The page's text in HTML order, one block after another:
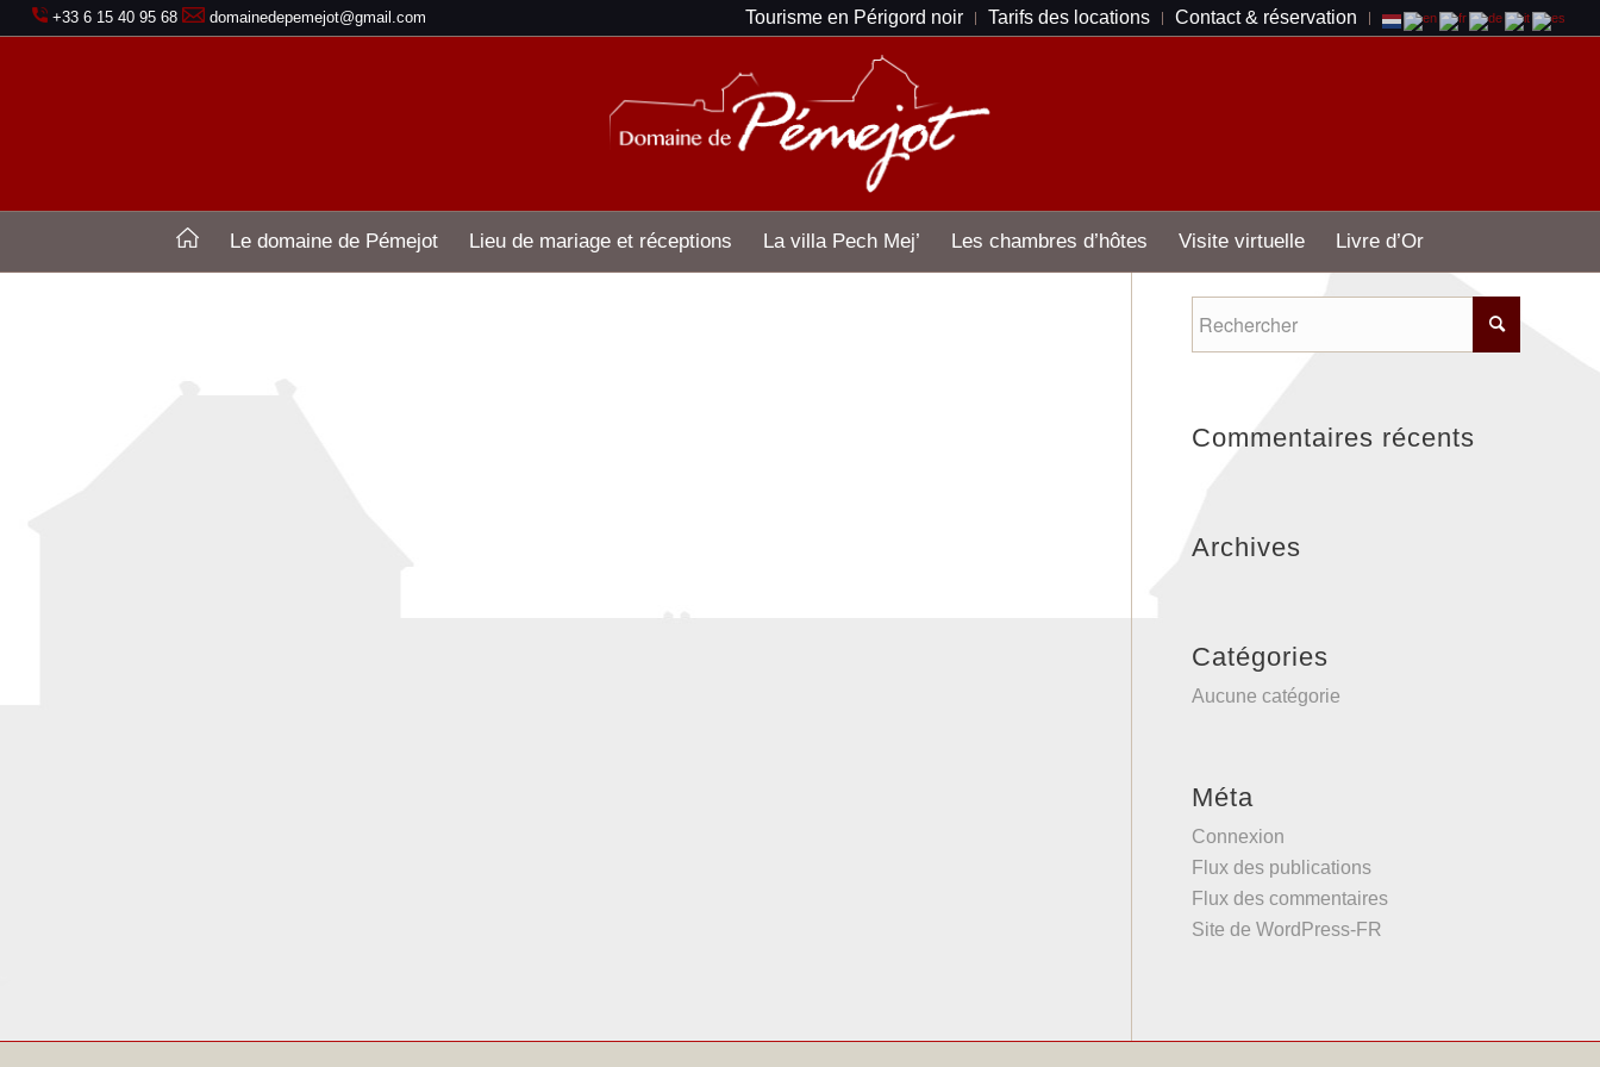
Tourisme en Périgord noir Tarifs des locations Contact & réservation
+33 6 15 40 95 68 domainedepemejot@gmail.com
Le domaine de Pémejot Lieu de mariage et réceptions La villa Pech Mej’ Les chambres d’hôtes Visite virtuelle Livre d’Or
Commentaires récents
Archives
Catégories
Aucune catégorie
Méta
Connexion
Flux des publications
Flux des commentaires
Site de WordPress-FR